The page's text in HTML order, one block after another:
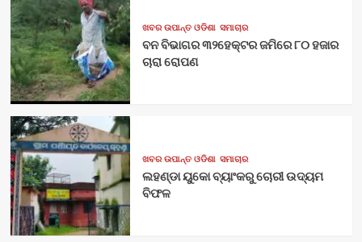
ଖବର ଉପାନ୍ତ ଓଡିଶା ସମାଚାର
ବନ ବିଭାଗର ୩୨ହେକ୍ଟର ଜମିରେ ୮୦ ହଜାର
ଚାରା ରୋପଣ
ଖବର ଉପାନ୍ତ ଓଡିଶା ସମାଚାର
ଲହଣ୍ଡା ୟୁକୋ ବ୍ୟାଂକରୁ ଚୋରୀ ଉଦ୍ୟମ
ବିଫଳ